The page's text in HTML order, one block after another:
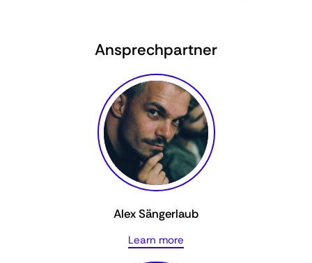
Ansprechpartner
Alex Sängerlaub
Learn more